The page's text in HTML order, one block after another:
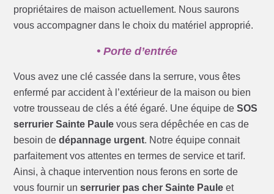
propriétaires de maison actuellement. Nous saurons
vous accompagner dans le choix du matériel approprié.
• Porte d’entrée
Vous avez une clé cassée dans la serrure, vous êtes
enfermé par accident à l’extérieur de la maison ou bien
votre trousseau de clés a été égaré. Une équipe deSOS
serrurier Sainte Paule vous sera dépêchée en cas de
besoin dedépannage urgent. Notre équipe connait
parfaitement vos attentes en termes de service et tarif.
Ainsi, à chaque intervention nous ferons en sorte de
vous fournir unserrurier pas cher Sainte Paule et